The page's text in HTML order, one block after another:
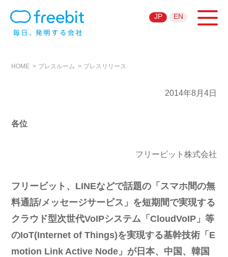
JP EN
HOME プレスルーム プレスリリース
2014年8月4日
各位
フリービット株式会社
フリービット、LINEなどで話題の「スマホ間の無
料通話/メッセージサービス」を短期間で実現する
クラウド型次世代VoIPシステム「CloudVoIP」等
のIoT(Internet of Things)を実現する基幹技術「E
motion Link Active Node」が日本、中国、韓国